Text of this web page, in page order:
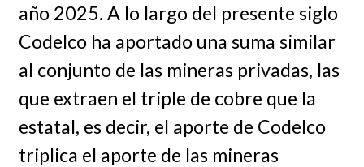
año 2025. A lo largo del presente siglo
Codelco ha aportado una suma similar
al conjunto de las mineras privadas, las
que extraen el triple de cobre que la
estatal, es decir, el aporte de Codelco
triplica el aporte de las mineras